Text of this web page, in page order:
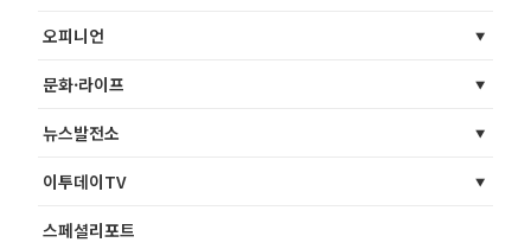
오피니언
문화·라이프
뉴스발전소
이투데이TV
스페셜리포트